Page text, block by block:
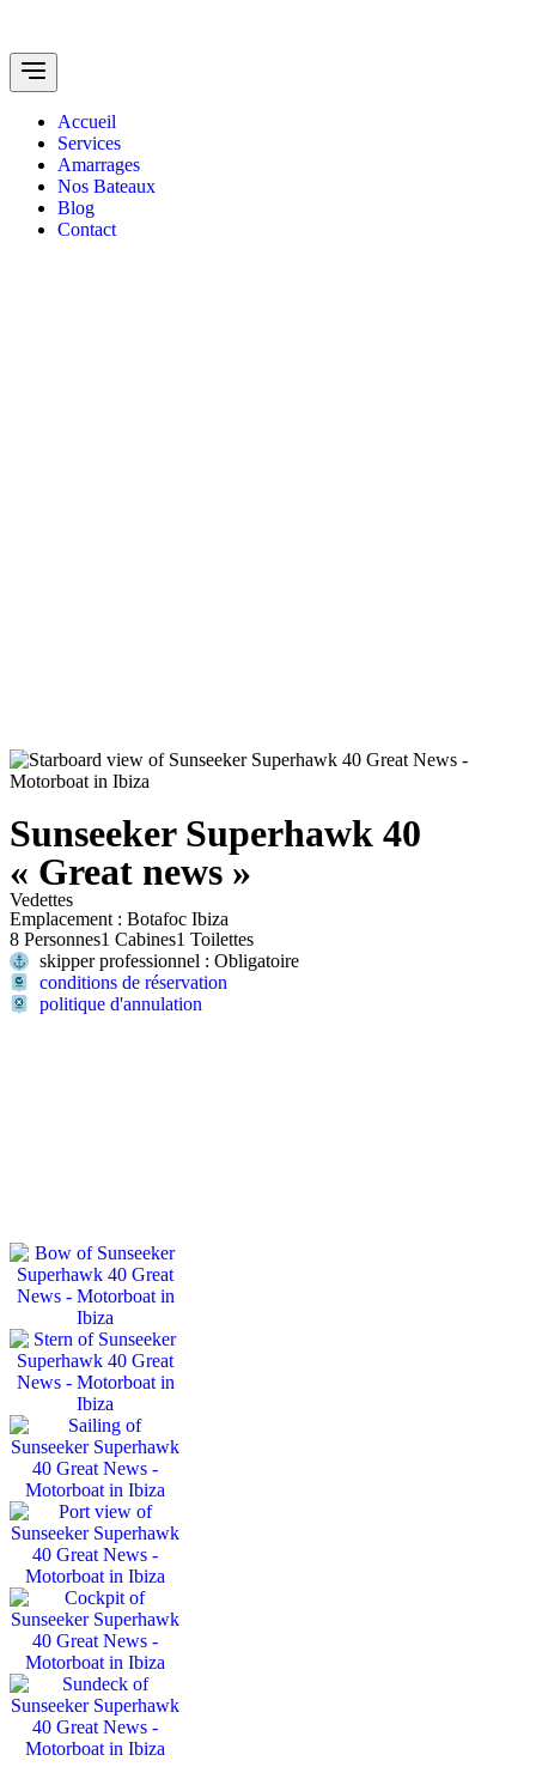
Accueil
Services
Amarrages
Nos Bateaux
Blog
Contact
Sunseeker Superhawk 40
« Great news »
Vedettes
Emplacement : Botafoc Ibiza
8 Personnes1 Cabines1 Toilettes
skipper professionnel : Obligatoire
conditions de réservation
politique d'annulation